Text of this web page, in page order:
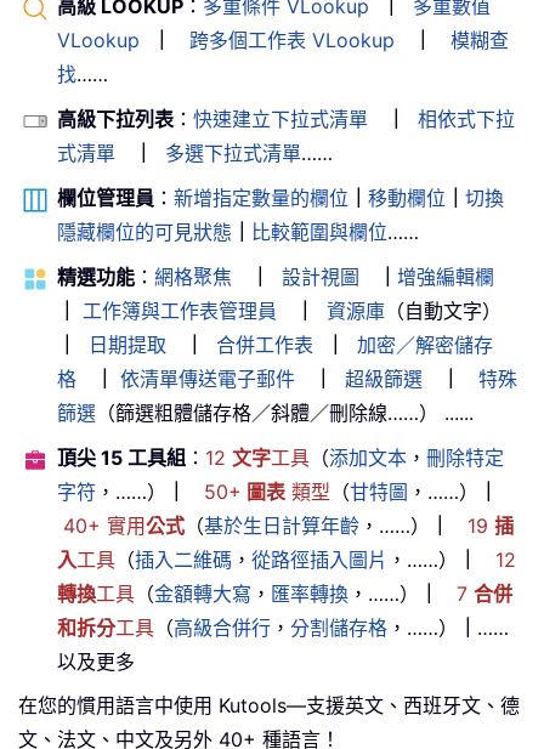
高級 LOOKUP ： 多重條件 VLookup
多重數值
VLookup
跨多個工作表 VLookup
模糊查
找……
高級下拉列表： 快速建立下拉式清單
相依式下拉
式清單
多選下拉式清單……
欄位管理員 ： 新增指定數量的欄位 移動欄位
切換
隱藏欄位的可見狀態
比較範圍與欄位……
精選功能 ： 網格聚焦 設計視圖
增強編輯欄
工作簿與工作表管理員 資源庫 （自動文字）
日期提取 合併工作表
加密／解密儲存
格
依清單傳送電子郵件 超級篩選
特殊
篩選 （篩選粗體儲存格／斜體／刪除線……） ......
頂尖 15 工具組 ： 12 文字工具 （添加文本 ， 刪除特定
字符 ，……） 50+ 圖表類型 （甘特圖 ，……）
40+ 實用公式 （基於生日計算年齡 ，……） 19 插
入工具 （插入二維碼 ， 從路徑插入圖片 ，……）
12
轉換工具 （金額轉大寫 ， 匯率轉換 ，……） 7 合併
和拆分工具 （高級合併行 ， 分割儲存格 ，……）
……
以及更多
在您的慣用語言中使用 Kutools—支援英文、西班牙文、德
文、法文、中文及另外 40+ 種語言！